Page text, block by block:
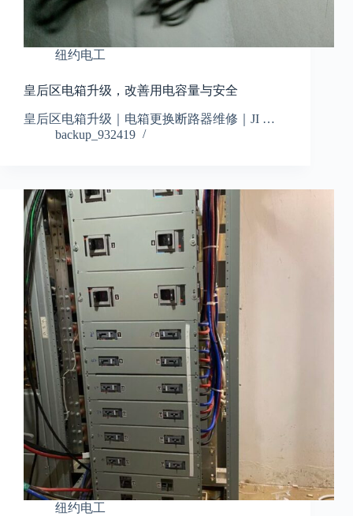
纽约电工
皇后区电箱升级，改善用电容量与安全
皇后区电箱升级｜电箱更换断路器维修｜JI …
backup_932419
纽约电工